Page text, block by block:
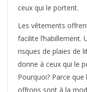
ceux qui le portent.
Les vêtements
facilite l’habillement.
risques de plaies de
donne à ceux qui le
Pourquoi? Parce
offrons sont à la